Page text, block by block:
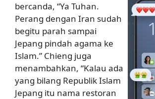
bercanda, “Ya Tuhan.
Perang dengan Iran sudah
begitu parah sampai
Jepang pindah agama ke
Islam.” Chieng juga
menambahkan, “Kalau ada
yang bilang Republik Islam
Jepang itu nama restoran